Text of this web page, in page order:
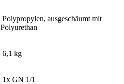
Polypropylen, ausgeschäumt mit
Polyurethan
6,1 kg
1x GN 1/1